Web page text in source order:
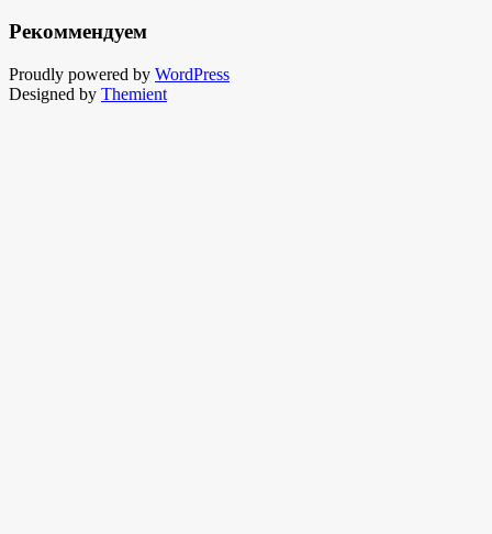
Рекоммендуем
Proudly powered by WordPress
Designed by Themient